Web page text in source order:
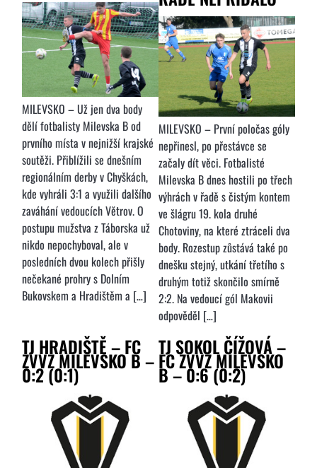
MILEVSKO – Už jen dva body
dělí fotbalisty Milevska B od
prvního místa v nejnižší krajské
soutěži. Přiblížili se dnešním
regionálním derby v Chyškách,
kde vyhráli 3:1 a využili dalšího
zaváhání vedoucích Větrov. O
postupu mužstva z Táborska už
nikdo nepochyboval, ale v
posledních dvou kolech přišly
nečekané prohry s Dolním
Bukovskem a Hradištěm a […]
MILEVSKO – První poločas góly
nepřinesl, po přestávce se
začaly dít věci. Fotbalisté
Milevska B dnes hostili po třech
výhrách v řadě s čistým kontem
ve šlágru 19. kola druhé
Chotoviny, na které ztráceli dva
body. Rozestup zůstává také po
dnešku stejný, utkání třetího s
druhým totiž skončilo smírně
2:2. Na vedoucí gól Makovii
odpověděl […]
TJ HRADIŠTĚ – FC
ZVVZ MILEVSKO B –
0:2 (0:1)
TJ SOKOL ČÍŽOVÁ –
FC ZVVZ MILEVSKO
B – 0:6 (0:2)